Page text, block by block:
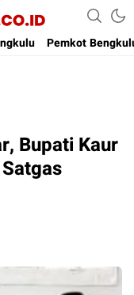
Pemkot
Bupati Kaur